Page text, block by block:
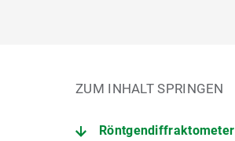
ZUM INHALT SPRINGEN
Röntgendiffraktometer